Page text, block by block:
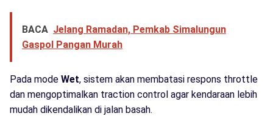
BACA Jelang Ramadan, Pemkab Simalungun
Gaspol Pangan Murah
Pada mode Wet, sistem akan membatasi respons throttle
dan mengoptimalkan traction control agar kendaraan lebih
mudah dikendalikan di jalan basah.